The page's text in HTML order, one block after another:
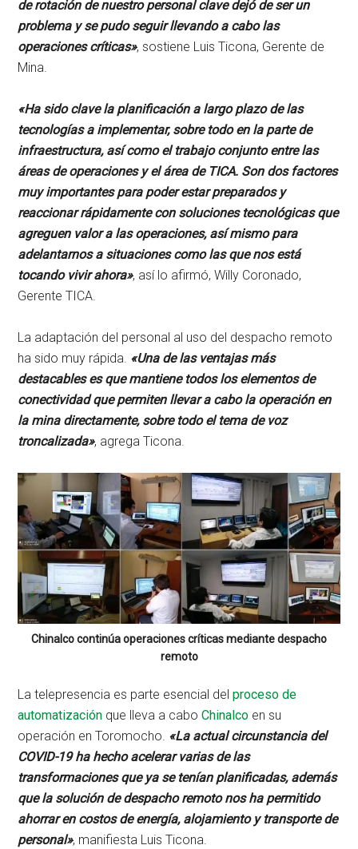
de rotación de nuestro personal clave dejó de ser un
problema y se pudo seguir llevando a cabo las
operaciones críticas», sostiene Luis Ticona, Gerente de
Mina.
«Ha sido clave la planificación a largo plazo de las
tecnologías a implementar, sobre todo en la parte de
infraestructura, así como el trabajo conjunto entre las
áreas de operaciones y el área de TICA. Son dos factores
muy importantes para poder estar preparados y
reaccionar rápidamente con soluciones tecnológicas que
agreguen valor a las operaciones, así mismo para
adelantarnos a situaciones como las que nos está
tocando vivir ahora», así lo afirmó, Willy Coronado,
Gerente TICA.
La adaptación del personal al uso del despacho remoto
ha sido muy rápida. «Una de las ventajas más
destacables es que mantiene todos los elementos de
conectividad que permiten llevar a cabo la operación en
la mina directamente, sobre todo el tema de voz
troncalizada», agrega Ticona.
Chinalco continúa operaciones críticas mediante despacho
remoto
La telepresencia es parte esencial delproceso de
automatización que lleva a caboChinalco en su
operación en Toromocho. «La actual circunstancia del
COVID-19 ha hecho acelerar varias de las
transformaciones que ya se tenían planificadas, además
que la solución de despacho remoto nos ha permitido
ahorrar en costos de energía, alojamiento y transporte de
personal», manifiesta Luis Ticona.